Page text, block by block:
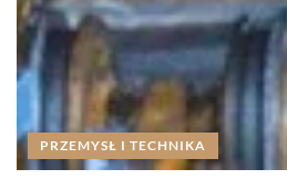
PRZEMYSŁ I TECHNIKA